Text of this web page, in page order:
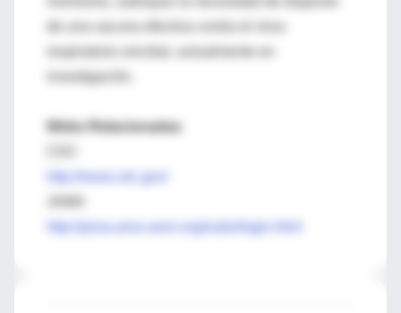
investigación.
Webs Relacionadas
http://www.cdc.gov/
http://jama.ama-assn.org/subs/login.html